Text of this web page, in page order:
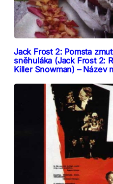
Jack Frost 2: Pomsta
sněhuláka (Jack Frost 2:
Killer Snowman) – Název